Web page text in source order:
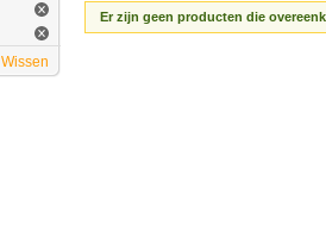
Er zijn geen producten die
Wissen